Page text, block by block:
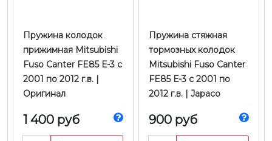
Пружина колодок
прижимная Mitsubishi
Fuso Canter FE85 Е-3 с
2001 по 2012 г.в. |
Оригинал
1 400 руб
Пружина стяжная
тормозных колодок
Mitsubishi Fuso Canter
FE85 Е-3 с 2001 по
2012 г.в. | Japaco
900 руб